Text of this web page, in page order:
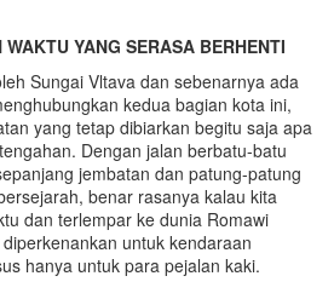
YANG SERASA BERHENTI
Sungai Vltava dan sebenarnya ada
kedua bagian kota ini,
yang tetap dibiarkan begitu saja apa
Dengan jalan berbatu-batu
jembatan dan patung-patung
benar rasanya kalau kita
dan terlempar ke dunia Romawi
untuk kendaraan
hanya untuk para pejalan kaki.